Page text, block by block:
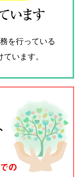
います
を行っている
います。